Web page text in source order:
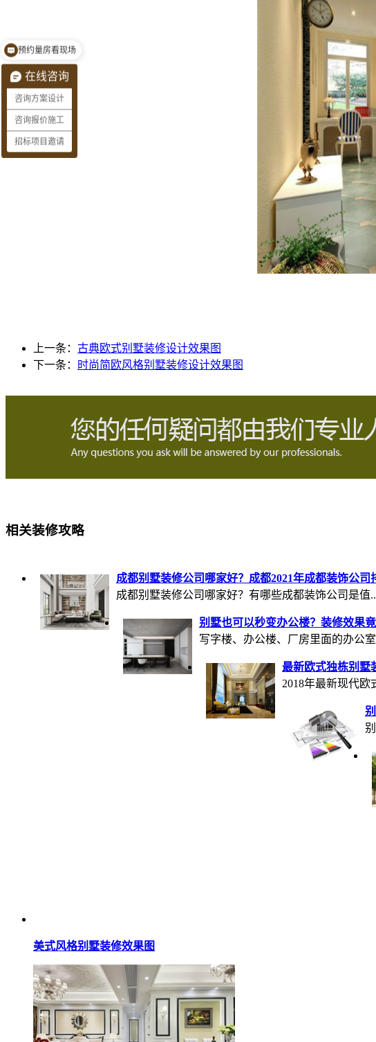
上一条： 古典欧式别墅装修设计效果图
下一条：
时尚简欧风格别墅装修设计效果图
相关装修攻略
成都别墅装修公司哪家好？成都2021年成都装饰公司
成都别墅装修公司哪家好？有哪些成都装饰公司是值
别墅也可以秒变办公楼？装修效果竟
写字楼、办公楼、厂房里面的办公
最新欧式独栋别墅
2018年最新现代欧
美式风格别墅装修效果图
在线咨询
咨询方案设计
咨询报价施工
招标项目邀请
需要设计和施工